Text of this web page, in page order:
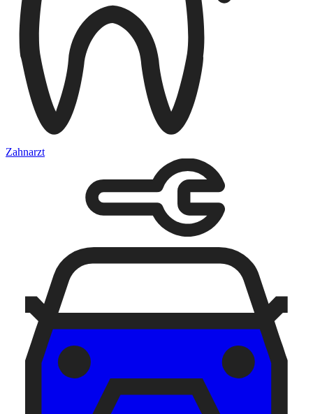
Zahnarzt